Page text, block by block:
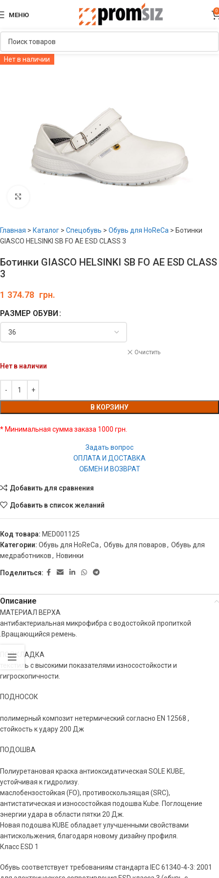
МЕНЮ
0
Нет в наличии
Главная > Каталог > Спецобувь > Обувь для HoReCa > Ботинки
GIASCO HELSINKI SB FO AE ESD CLASS 3
Ботинки GIASCO HELSINKI SB FO AE ESD CLASS
3
1 374.78 грн.
РАЗМЕР ОБУВИ
Очистить
Нет в наличии
В КОРЗИНУ
* Минимальная сумма заказа 1000 грн.
Задать вопрос
ОПЛАТА И ДОСТАВКА
ОБМЕН И ВОЗВРАТ
Добавить для сравнения
Добавить в список желаний
Код товара: MED001125
Категории: Обувь для HoReCa, Обувь для поваров, Обувь для
медработников, Новинки
Поделиться:
Описание
МАТЕРИАЛ ВЕРХА
антибактериальная микрофибра с водостойкой пропиткой
.Вращающийся ремень.
ПОДКЛАДКА
текстиль с высокими показателями износостойкости и
гигроскопичности.
ПОДНОСОК
полимерный композит нетермический согласно EN 12568 ,
стойкость к удару 200 Дж
ПОДОШВА
Полиуретановая краска антиоксидатическая SOLE KUBE,
устойчивая к гидролизу.
маслобензостойкая (FO), противоскользящая (SRС),
антистатическая и износостойкая подошва Kube. Поглощение
энергии удара в области пятки 20 Дж.
Новая подошва KUBE обладает улучшенными свойствами
антискольжения, благодаря новому дизайну профиля.
Класс ESD 1
Обувь соответствует требованиям стандарта IEC 61340-4-3: 2001